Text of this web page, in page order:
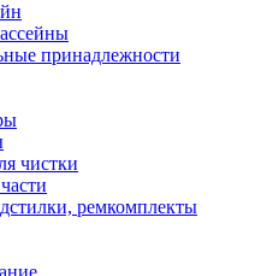
принадлежности
чистки
ремкомплекты